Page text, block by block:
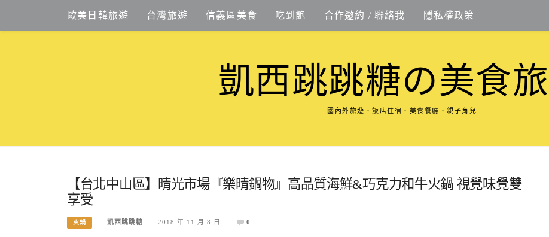
content
歐美日韓旅遊 台灣旅遊 信義區美食 吃到飽 合作邀約 / 聯絡我 隱私權政策
凱西跳跳糖の美食
國內外旅遊、飯店住宿、美食餐廳、親子育兒
【台北中山區】晴光市場『樂晴鍋物』高品質海鮮&巧克力和牛火鍋 視覺味覺雙
享受
火鍋 凱西跳跳糖 2018 年 11 月 8 日 0